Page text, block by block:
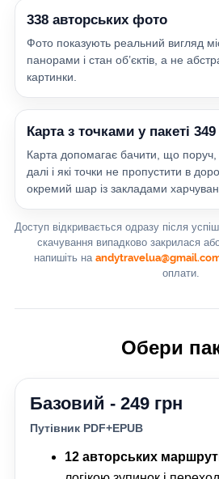
338 авторських фото
Фото показують реальний вигляд
панорами і стан об’єктів, а не
картинки.
Карта з точками у пакеті 349
Карта допомагає бачити, що поруч,
далі і які точки не пропустити в
окремий шар із закладами
Доступ відкривається одразу після
скачування випадково закрилася
напишіть на
оплати.
Обери
Базовий - 249 грн
Путівник PDF+EPUB
12 авторських